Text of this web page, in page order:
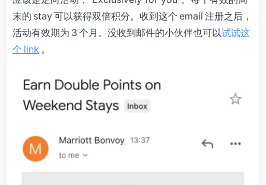
末的 stay 可以获得双倍积分。收到这个 email 注册之后，
活动有效期为 3 个月。没收到邮件的小伙伴也可以试试这
个 link 。